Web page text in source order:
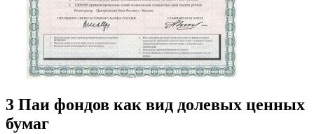
3 Паи фондов как вид долевых ценных
бумаг